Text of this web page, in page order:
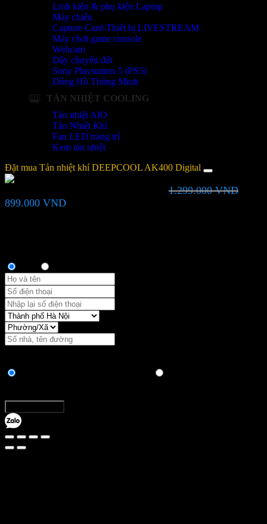
Linh kiện & phụ kiện Laptop
Máy chiếu
Capture Card-Thiết bị LIVESTREAM
Máy chơi game console
Webcam
Dây chuyển đổi
Sony Playstation 5 (PS5)
Đồng Hồ Thông Minh
TẢN NHIỆT COOLING
Tản nhiệt AIO
Tản Nhiệt Khí
Fan LED trang trí
Kem tản nhiệt
Đặt mua Tản nhiệt khí DEEPCOOL AK400 Digital
1.299.000VND
Giá
899.000 VNDGiá